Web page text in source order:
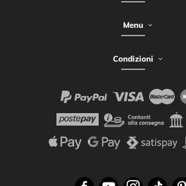
Menu
Condizioni